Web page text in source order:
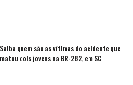
Saiba quem são as vítimas do acidente que
matou dois jovens na BR-282, em SC